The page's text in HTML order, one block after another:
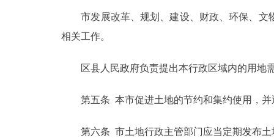
DEUTSCH
市发展改革、规划、建设、财政、环保、文
相关工作。
区县人民政府负责提出本行政区域内的用地
第五条 本市促进土地的节约和集约使用，并
第六条 市土地行政主管部门应当定期发布土